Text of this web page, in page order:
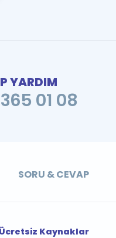
YARDIM
01 08
SORU & CEVAP
Ücretsiz Kaynaklar